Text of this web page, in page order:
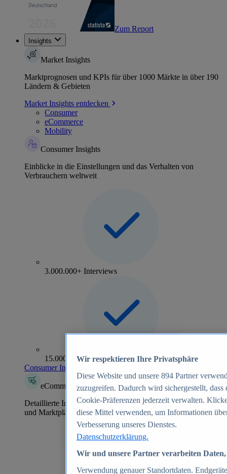
Zum Report
Insights
Market Insights
Marktprognosen und KPIs für über 1000 Märkte in über 190
Ländern & Gebieten
Market Insights entdecken
Consumer
eCommerce
Mobility
Consumer Insights
Einblicke in die Einstellungen und das Verhalten von
Verbrauchern weltweit
3.000.000+ Interviews
15.000+ Marken
Consumer Insights entdecken
eCommerce Insights
Detaillierte Informationen zu mehr als 39.000 Online-Shops
und Marktplätzen
Wir respektieren Ihre Privatsphäre
Diese Website und unsere 894 Partner
zuzugreifen. Dadurch wird sichergestellt,
Cookie-Präferenzen jederzeit verwalten.
diese Mittel verwenden, um Informationen
Verbesserung unseres Dienstes.
Datenschutzerklärung.
Wir und unsere Partner verarbeiten
Verwendung genauer Standortdaten.